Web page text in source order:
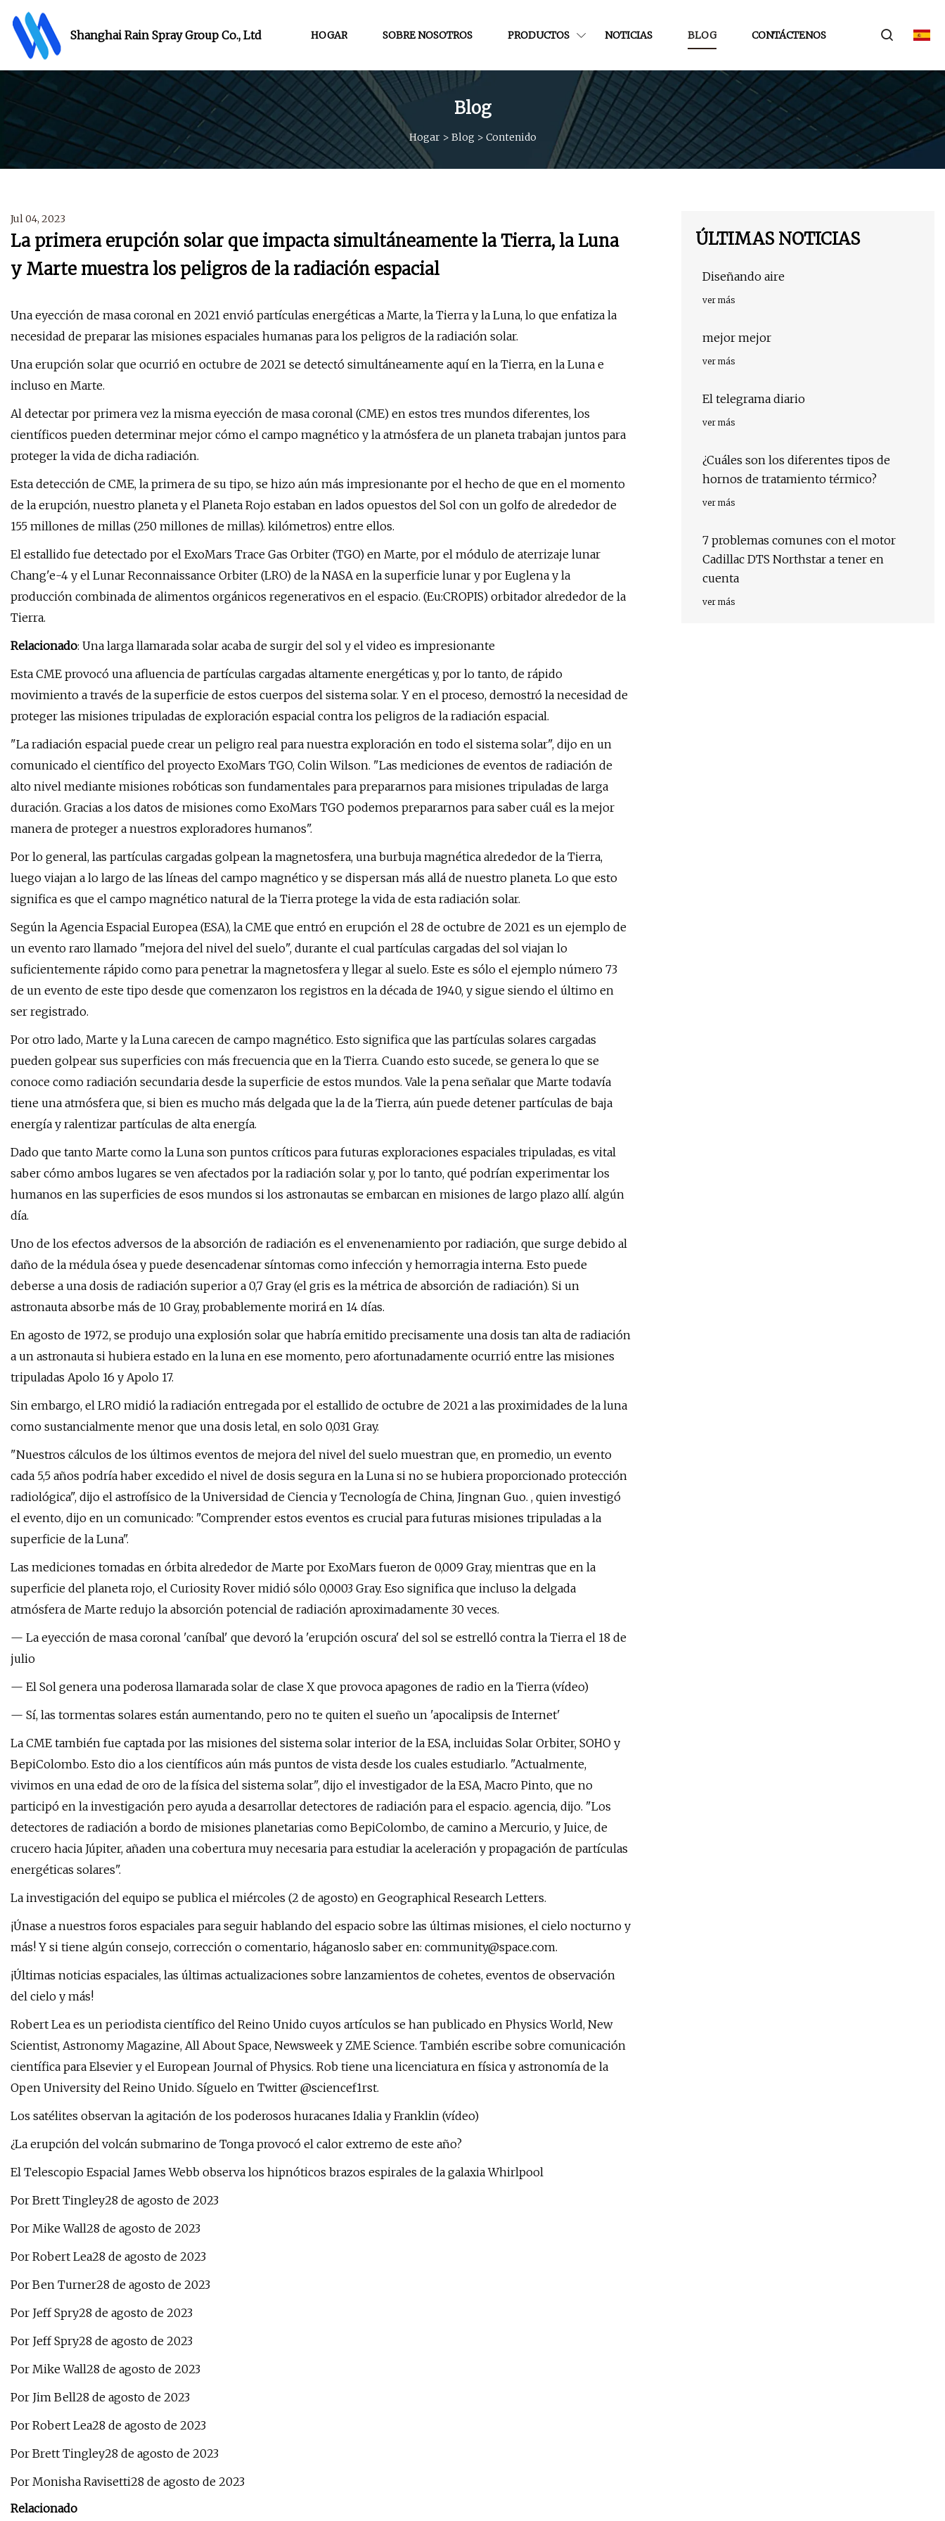
Shanghai Rain Spray Group Co., Ltd HOGAR SOBRE NOSOTROS PRODUCTOS NOTICIAS BLOG CONTÁCTENOS
Blog
Hogar> Blog > Contenido
Jul 04, 2023
La primera erupción solar que impacta simultáneamente la Tierra, la Luna
y Marte muestra los peligros de la radiación espacial
Una eyección de masa coronal en 2021 envió partículas energéticas a Marte, la Tierra y la Luna, lo que enfatiza la
necesidad de preparar las misiones espaciales humanas para los peligros de la radiación solar.
Una erupción solar que ocurrió en octubre de 2021 se detectó simultáneamente aquí en la Tierra, en la Luna e
incluso en Marte.
Al detectar por primera vez la misma eyección de masa coronal (CME) en estos tres mundos diferentes, los
científicos pueden determinar mejor cómo el campo magnético y la atmósfera de un planeta trabajan juntos para
proteger la vida de dicha radiación.
Esta detección de CME, la primera de su tipo, se hizo aún más impresionante por el hecho de que en el momento
de la erupción, nuestro planeta y el Planeta Rojo estaban en lados opuestos del Sol con un golfo de alrededor de
155 millones de millas (250 millones de millas). kilómetros) entre ellos.
El estallido fue detectado por el ExoMars Trace Gas Orbiter (TGO) en Marte, por el módulo de aterrizaje lunar
Chang'e-4 y el Lunar Reconnaissance Orbiter (LRO) de la NASA en la superficie lunar y por Euglena y la
producción combinada de alimentos orgánicos regenerativos en el espacio. (Eu:CROPIS) orbitador alrededor de la
Tierra.
Relacionado: Una larga llamarada solar acaba de surgir del sol y el video es impresionante
Esta CME provocó una afluencia de partículas cargadas altamente energéticas y, por lo tanto, de rápido
movimiento a través de la superficie de estos cuerpos del sistema solar. Y en el proceso, demostró la necesidad de
proteger las misiones tripuladas de exploración espacial contra los peligros de la radiación espacial.
"La radiación espacial puede crear un peligro real para nuestra exploración en todo el sistema solar", dijo en un
comunicado el científico del proyecto ExoMars TGO, Colin Wilson. "Las mediciones de eventos de radiación de
alto nivel mediante misiones robóticas son fundamentales para prepararnos para misiones tripuladas de larga
duración. Gracias a los datos de misiones como ExoMars TGO podemos prepararnos para saber cuál es la mejor
manera de proteger a nuestros exploradores humanos".
Por lo general, las partículas cargadas golpean la magnetosfera, una burbuja magnética alrededor de la Tierra,
luego viajan a lo largo de las líneas del campo magnético y se dispersan más allá de nuestro planeta. Lo que esto
significa es que el campo magnético natural de la Tierra protege la vida de esta radiación solar.
Según la Agencia Espacial Europea (ESA), la CME que entró en erupción el 28 de octubre de 2021 es un ejemplo de
un evento raro llamado "mejora del nivel del suelo", durante el cual partículas cargadas del sol viajan lo
suficientemente rápido como para penetrar la magnetosfera y llegar al suelo. Este es sólo el ejemplo número 73
de un evento de este tipo desde que comenzaron los registros en la década de 1940, y sigue siendo el último en
ser registrado.
Por otro lado, Marte y la Luna carecen de campo magnético. Esto significa que las partículas solares cargadas
pueden golpear sus superficies con más frecuencia que en la Tierra. Cuando esto sucede, se genera lo que se
conoce como radiación secundaria desde la superficie de estos mundos. Vale la pena señalar que Marte todavía
tiene una atmósfera que, si bien es mucho más delgada que la de la Tierra, aún puede detener partículas de baja
energía y ralentizar partículas de alta energía.
Dado que tanto Marte como la Luna son puntos críticos para futuras exploraciones espaciales tripuladas, es vital
saber cómo ambos lugares se ven afectados por la radiación solar y, por lo tanto, qué podrían experimentar los
humanos en las superficies de esos mundos si los astronautas se embarcan en misiones de largo plazo allí. algún
día.
Uno de los efectos adversos de la absorción de radiación es el envenenamiento por radiación, que surge debido al
daño de la médula ósea y puede desencadenar síntomas como infección y hemorragia interna. Esto puede
deberse a una dosis de radiación superior a 0,7 Gray (el gris es la métrica de absorción de radiación). Si un
astronauta absorbe más de 10 Gray, probablemente morirá en 14 días.
En agosto de 1972, se produjo una explosión solar que habría emitido precisamente una dosis tan alta de radiación
a un astronauta si hubiera estado en la luna en ese momento, pero afortunadamente ocurrió entre las misiones
tripuladas Apolo 16 y Apolo 17.
Sin embargo, el LRO midió la radiación entregada por el estallido de octubre de 2021 a las proximidades de la luna
como sustancialmente menor que una dosis letal, en solo 0,031 Gray.
"Nuestros cálculos de los últimos eventos de mejora del nivel del suelo muestran que, en promedio, un evento
cada 5,5 años podría haber excedido el nivel de dosis segura en la Luna si no se hubiera proporcionado protección
radiológica", dijo el astrofísico de la Universidad de Ciencia y Tecnología de China, Jingnan Guo. , quien investigó
el evento, dijo en un comunicado: "Comprender estos eventos es crucial para futuras misiones tripuladas a la
superficie de la Luna".
Las mediciones tomadas en órbita alrededor de Marte por ExoMars fueron de 0,009 Gray, mientras que en la
superficie del planeta rojo, el Curiosity Rover midió sólo 0,0003 Gray. Eso significa que incluso la delgada
atmósfera de Marte redujo la absorción potencial de radiación aproximadamente 30 veces.
— La eyección de masa coronal 'caníbal' que devoró la 'erupción oscura' del sol se estrelló contra la Tierra el 18 de
julio
— El Sol genera una poderosa llamarada solar de clase X que provoca apagones de radio en la Tierra (vídeo)
— Sí, las tormentas solares están aumentando, pero no te quiten el sueño un 'apocalipsis de Internet'
La CME también fue captada por las misiones del sistema solar interior de la ESA, incluidas Solar Orbiter, SOHO y
BepiColombo. Esto dio a los científicos aún más puntos de vista desde los cuales estudiarlo. "Actualmente,
vivimos en una edad de oro de la física del sistema solar", dijo el investigador de la ESA, Macro Pinto, que no
participó en la investigación pero ayuda a desarrollar detectores de radiación para el espacio. agencia, dijo. "Los
detectores de radiación a bordo de misiones planetarias como BepiColombo, de camino a Mercurio, y Juice, de
crucero hacia Júpiter, añaden una cobertura muy necesaria para estudiar la aceleración y propagación de partículas
energéticas solares".
La investigación del equipo se publica el miércoles (2 de agosto) en Geographical Research Letters.
¡Únase a nuestros foros espaciales para seguir hablando del espacio sobre las últimas misiones, el cielo nocturno y
más! Y si tiene algún consejo, corrección o comentario, háganoslo saber en: community@space.com.
¡Últimas noticias espaciales, las últimas actualizaciones sobre lanzamientos de cohetes, eventos de observación
del cielo y más!
Robert Lea es un periodista científico del Reino Unido cuyos artículos se han publicado en Physics World, New
Scientist, Astronomy Magazine, All About Space, Newsweek y ZME Science. También escribe sobre comunicación
científica para Elsevier y el European Journal of Physics. Rob tiene una licenciatura en física y astronomía de la
Open University del Reino Unido. Síguelo en Twitter @sciencef1rst.
Los satélites observan la agitación de los poderosos huracanes Idalia y Franklin (vídeo)
¿La erupción del volcán submarino de Tonga provocó el calor extremo de este año?
El Telescopio Espacial James Webb observa los hipnóticos brazos espirales de la galaxia Whirlpool
Por Brett Tingley28 de agosto de 2023
Por Mike Wall28 de agosto de 2023
Por Robert Lea28 de agosto de 2023
Por Ben Turner28 de agosto de 2023
Por Jeff Spry28 de agosto de 2023
Por Jeff Spry28 de agosto de 2023
Por Mike Wall28 de agosto de 2023
Por Jim Bell28 de agosto de 2023
Por Robert Lea28 de agosto de 2023
Por Brett Tingley28 de agosto de 2023
Por Monisha Ravisetti28 de agosto de 2023
Relacionado
ÚLTIMAS NOTICIAS
Diseñando aire
ver más
mejor mejor
ver más
El telegrama diario
ver más
¿Cuáles son los diferentes tipos de
hornos de tratamiento térmico?
ver más
7 problemas comunes con el motor
Cadillac DTS Northstar a tener en
cuenta
ver más